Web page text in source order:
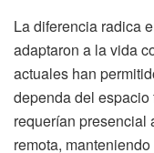
La diferencia radica
adaptaron a la vida
actuales han
dependa del
requerían presencial
remota,